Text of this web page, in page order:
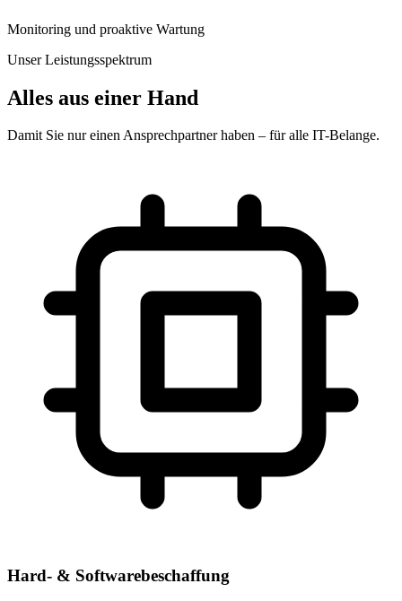
Monitoring und proaktive Wartung
Unser Leistungsspektrum
Alles aus einer Hand
Damit Sie nur einen Ansprechpartner haben – für alle IT-Belange.
Hard- & Softwarebeschaffung